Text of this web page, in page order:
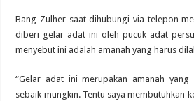
Bang Zulher saat dihubungi via telepon
diberi gelar adat ini oleh pucuk adat
menyebut ini adalah amanah yang harus
“Gelar adat ini merupakan amanah
sebaik mungkin. Tentu saya membutuhkan